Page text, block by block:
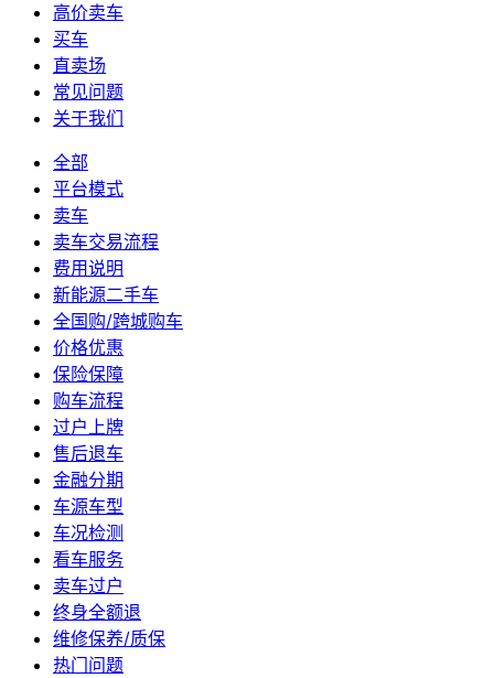
高价卖车
买车
直卖场
常见问题
关于我们
全部
平台模式
卖车
卖车交易流程
费用说明
新能源二手车
全国购/跨城购车
价格优惠
保险保障
购车流程
过户上牌
售后退车
金融分期
车源车型
车况检测
看车服务
卖车过户
终身全额退
维修保养/质保
热门问题